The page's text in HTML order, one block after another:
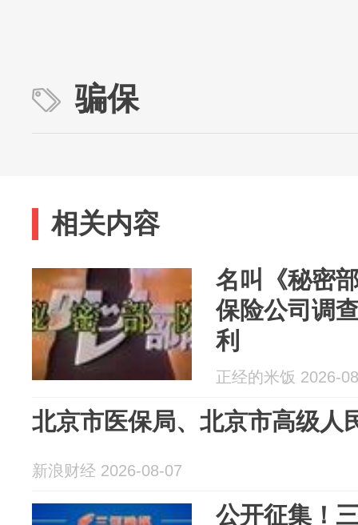
骗保
相关内容
名叫《秘密
保险公司调
利
正经的米饭 2026-
北京市医保局、北京市高级人
新浪财经 2026-08-07
公开征集！